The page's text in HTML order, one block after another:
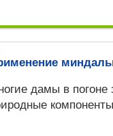
дамы в погоне